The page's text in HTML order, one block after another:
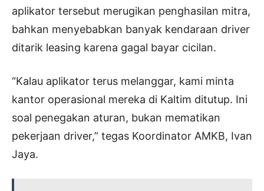
aplikator tersebut merugikan penghasilan mitra,
bahkan menyebabkan banyak kendaraan driver
ditarik leasing karena gagal bayar cicilan.
“Kalau aplikator terus melanggar, kami minta
kantor operasional mereka di Kaltim ditutup. Ini
soal penegakan aturan, bukan mematikan
pekerjaan driver,” tegas Koordinator AMKB, Ivan
Jaya.